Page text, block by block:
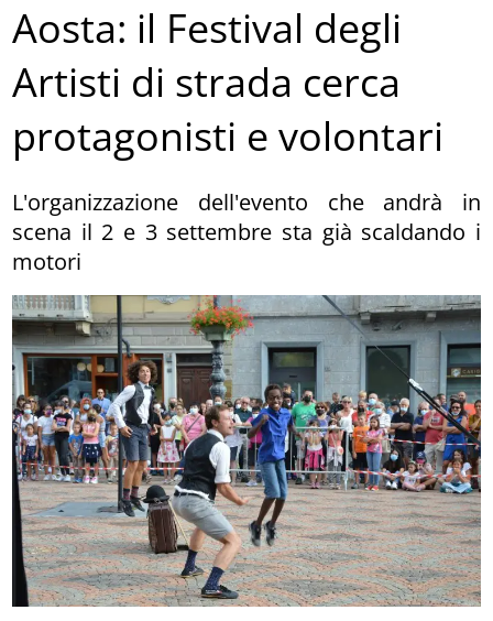
Aosta: il Festival degli
Artisti di strada cerca
protagonisti e volontari
L'organizzazione dell'evento che andrà in
scena il 2 e 3 settembre sta già scaldando i
motori